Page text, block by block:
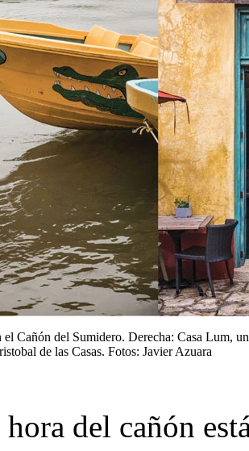
el Cañón del Sumidero. Derecha: Casa Lum,
de las Casas. Fotos: Javier Azuara
del cañón